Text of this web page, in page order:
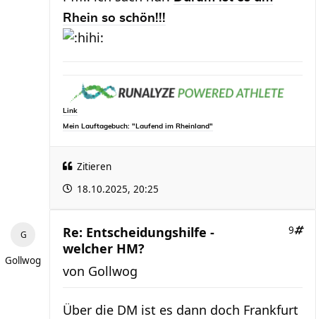
Rhein so schön!!!
Link
Mein Lauftagebuch: "Laufend im Rheinland"
Zitieren
18.10.2025, 20:25
Gollwog
Re: Entscheidungshilfe -
welcher HM?
9
von Gollwog
Über die DM ist es dann doch Frankfurt